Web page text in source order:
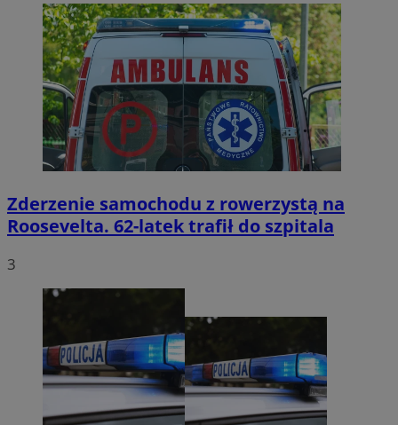
Zderzenie samochodu z rowerzystą na
Roosevelta. 62-latek trafił do szpitala
3